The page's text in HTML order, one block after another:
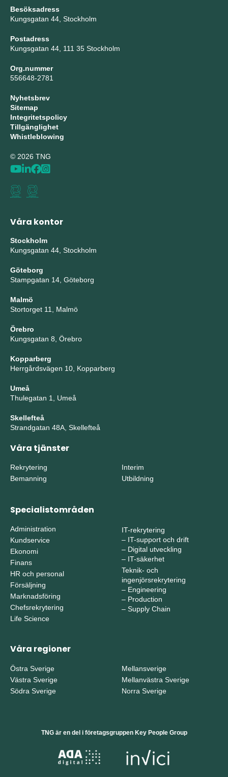
Besöksadress
Kungsgatan 44, Stockholm
Postadress
Kungsgatan 44, 111 35 Stockholm
Org.nummer
556648-2781
Nyhetsbrev
Sitemap
Integritetspolicy
Tillgänglighet
Whistleblowing
© 2026 TNG
Våra kontor
Stockholm
Kungsgatan 44, Stockholm
Göteborg
Stampgatan 14, Göteborg
Malmö
Stortorget 11, Malmö
Örebro
Kungsgatan 8, Örebro
Kopparberg
Herrgårdsvägen 10, Kopparberg
Umeå
Thulegatan 1, Umeå
Skellefteå
Strandgatan 48A, Skellefteå
Våra tjänster
Rekrytering
Bemanning
Interim
Utbildning
Specialistområden
Administration
Kundservice
Ekonomi
Finans
HR och personal
Försäljning
Marknadsföring
Chefsrekrytering
Life Science
IT-rekrytering
– IT-support och drift
– Digital utveckling
– IT-säkerhet
Teknik- och
ingenjörsrekrytering
– Engineering
– Production
– Supply Chain
Våra regioner
Östra Sverige
Västra Sverige
Södra Sverige
Mellansverige
Mellanvästra Sverige
Norra Sverige
TNG är en del i företagsgruppen Key People Group